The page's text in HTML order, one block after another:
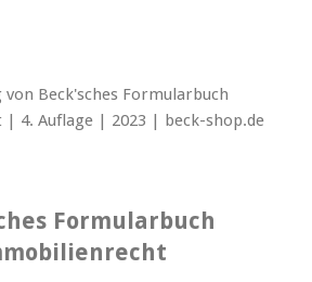
Formularbuch